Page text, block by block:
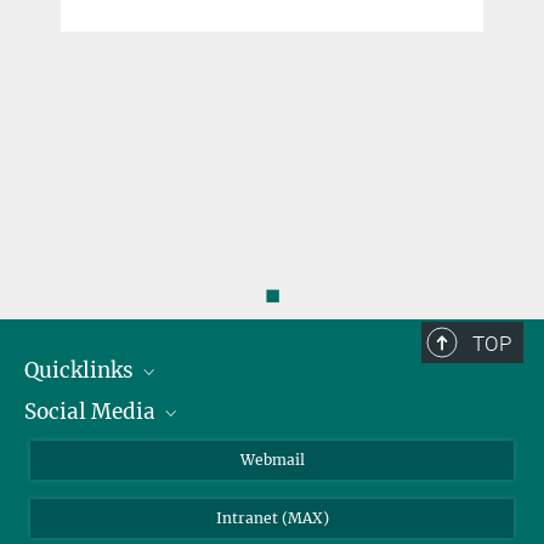
◼
TOP
Quicklinks
IMPRS Graduiertenschule
Wetterstation
Social Media
BlueSky
Webmail
Intranet (MAX)